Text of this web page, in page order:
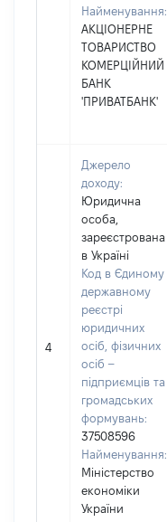
Найменування:
АКЦІОНЕРНЕ
ТОВАРИСТВО
КОМЕРЦІЙНИЙ
БАНК
'ПРИВАТБАНК'
4
Джерело
доходу:
Юридична
особа,
зареєстрована
в Україні
Код в Єдиному
державному
реєстрі
юридичних
осіб, фізичних
осіб –
підприємців та
громадських
формувань:
37508596
Найменування:
Міністерство
економіки
України